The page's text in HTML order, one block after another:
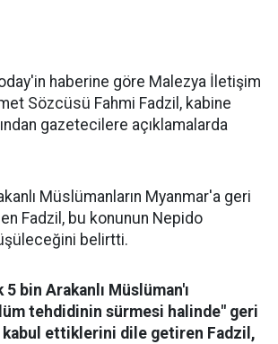
haberine göre Malezya İletişim
Sözcüsü Fahmi Fadzil, kabine
gazetecilere açıklamalarda
Müslümanların Myanmar'a geri
Fadzil, bu konunun Nepido
belirtti.
bin Arakanlı Müslüman'ı
tehdidinin sürmesi halinde" geri
ettiklerini dile getiren Fadzil,